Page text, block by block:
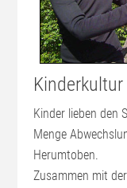
Kinderkultur
Kinder lieben den
Menge
Herumtoben.
Zusammen mit